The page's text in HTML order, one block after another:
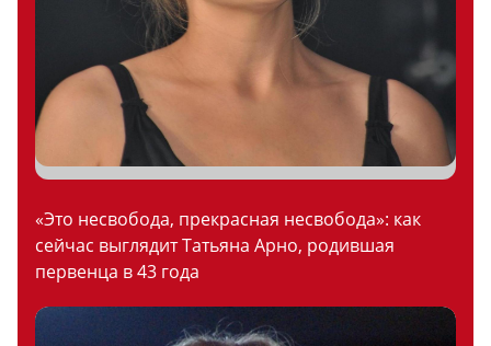
«Это несвобода, прекрасная несвобода»: как
сейчас выглядит Татьяна Арно, родившая
первенца в 43 года